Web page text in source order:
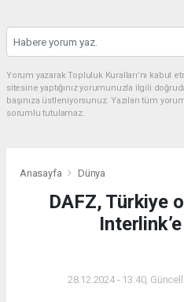
Yorum yazarak Topluluk Kuralları’nı kabul
sitesine yaptığınız yorumunuzla ilgili
başınıza üstleniyorsunuz. Yazılan tüm
sorumlu tutulamaz.
Anasayfa Dünya
DAFZ, Türkiye
28.12.2024 - 13:40,